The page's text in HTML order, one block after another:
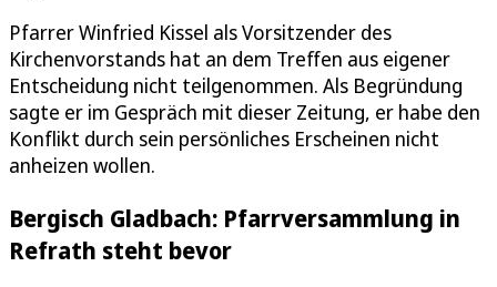
Pfarrer Winfried Kissel als Vorsitzender des
Kirchenvorstands hat an dem Treffen aus eigener
Entscheidung nicht teilgenommen. Als Begründung
sagte er im Gespräch mit dieser Zeitung, er habe den
Konflikt durch sein persönliches Erscheinen nicht
anheizen wollen.
Bergisch Gladbach: Pfarrversammlung in
Refrath steht bevor